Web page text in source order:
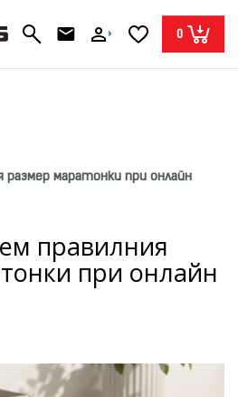
0
размер маратонки при онлайн
правилния
при онлайн